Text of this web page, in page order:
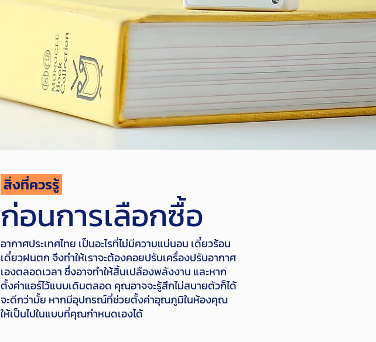
สิ่งที่ควรรู้
ก่อนการเลือกซื้อ
อากาศประเทศไทย เป็นอะไรที่ไม่มีความแน่นอน เดี๋ยวร้อน
เดี๋ยวฝนตก จึงทำให้เราจะต้องคอยปรับเครื่องปรับอากาศ
เองตลอดเวลา ซึ่งอาจทำให้สิ้นเปลืองพลังงาน และหาก
ตั้งค่าแอร์ไว้แบบเดิมตลอด คุณอาจจะรู้สึกไม่สบายตัวก็ได้
จะดีกว่ามั้ย หากมีอุปกรณ์ที่ช่วยตั้งค่าอุณภูมิในห้องคุณ
ให้เป็นไปในแบบที่คุณกำหนดเองได้